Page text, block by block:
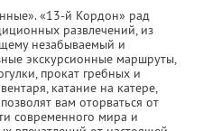
«13-й Кордон» рад
развлечений, из
незабываемый и
экскурсионные маршруты,
прокат гребных и
катание на катере,
вам оторваться от
современного мира и